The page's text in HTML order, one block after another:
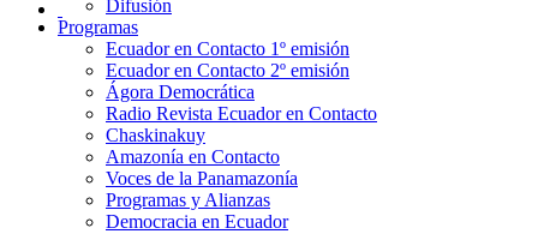
Difusión
Programas
Ecuador en Contacto 1º emisión
Ecuador en Contacto 2º emisión
Ágora Democrática
Radio Revista Ecuador en Contacto
Chaskinakuy
Amazonía en Contacto
Voces de la Panamazonía
Programas y Alianzas
Democracia en Ecuador